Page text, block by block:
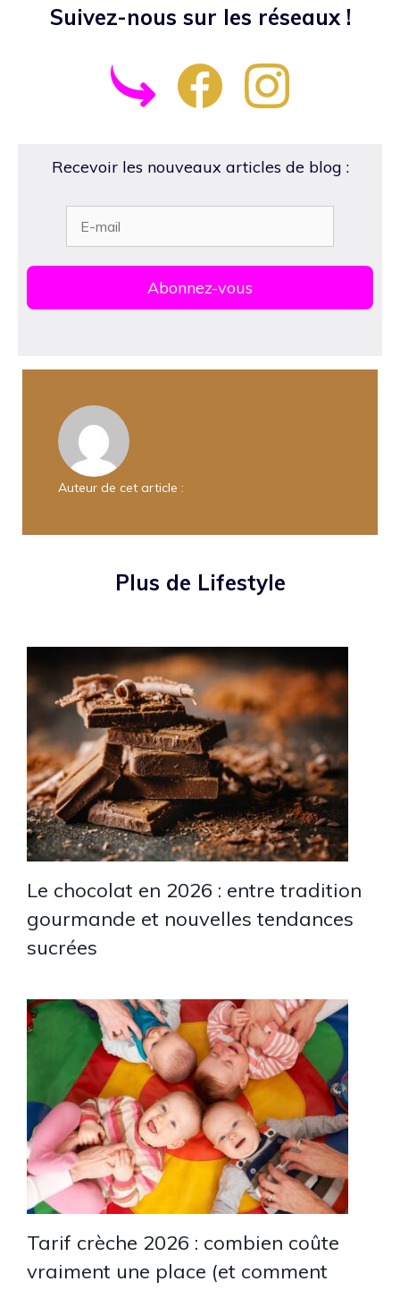
Suivez-nous sur les réseaux !
Recevoir les nouveaux articles de blog :
Auteur de cet article :
Plus de Lifestyle
Le chocolat en 2026 : entre tradition
gourmande et nouvelles tendances
sucrées
Tarif crèche 2026 : combien coûte
vraiment une place (et comment